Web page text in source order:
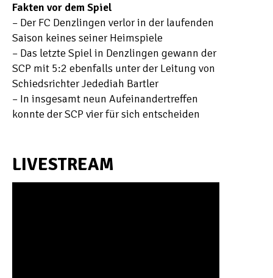
Fakten vor dem Spiel
– Der FC Denzlingen verlor in der laufenden
Saison keines seiner Heimspiele
– Das letzte Spiel in Denzlingen gewann der
SCP mit 5:2 ebenfalls unter der Leitung von
Schiedsrichter Jedediah Bartler
– In insgesamt neun Aufeinandertreffen
konnte der SCP vier für sich entscheiden
LIVESTREAM